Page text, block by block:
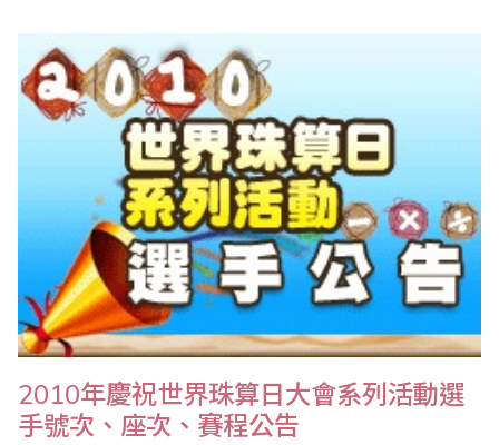
暨國際珠算邀請賽、國際珠心算學術論壇等系列活動，大幅增進了
台灣與國際珠算學界的情誼。值得一提的是，為凸顯學習珠心算對
於延緩老年失智症的功效，會中特別舉行「五猴撥珠..
2010年慶祝世界珠算日大會系列活動選
手號次、座次、賽程公告